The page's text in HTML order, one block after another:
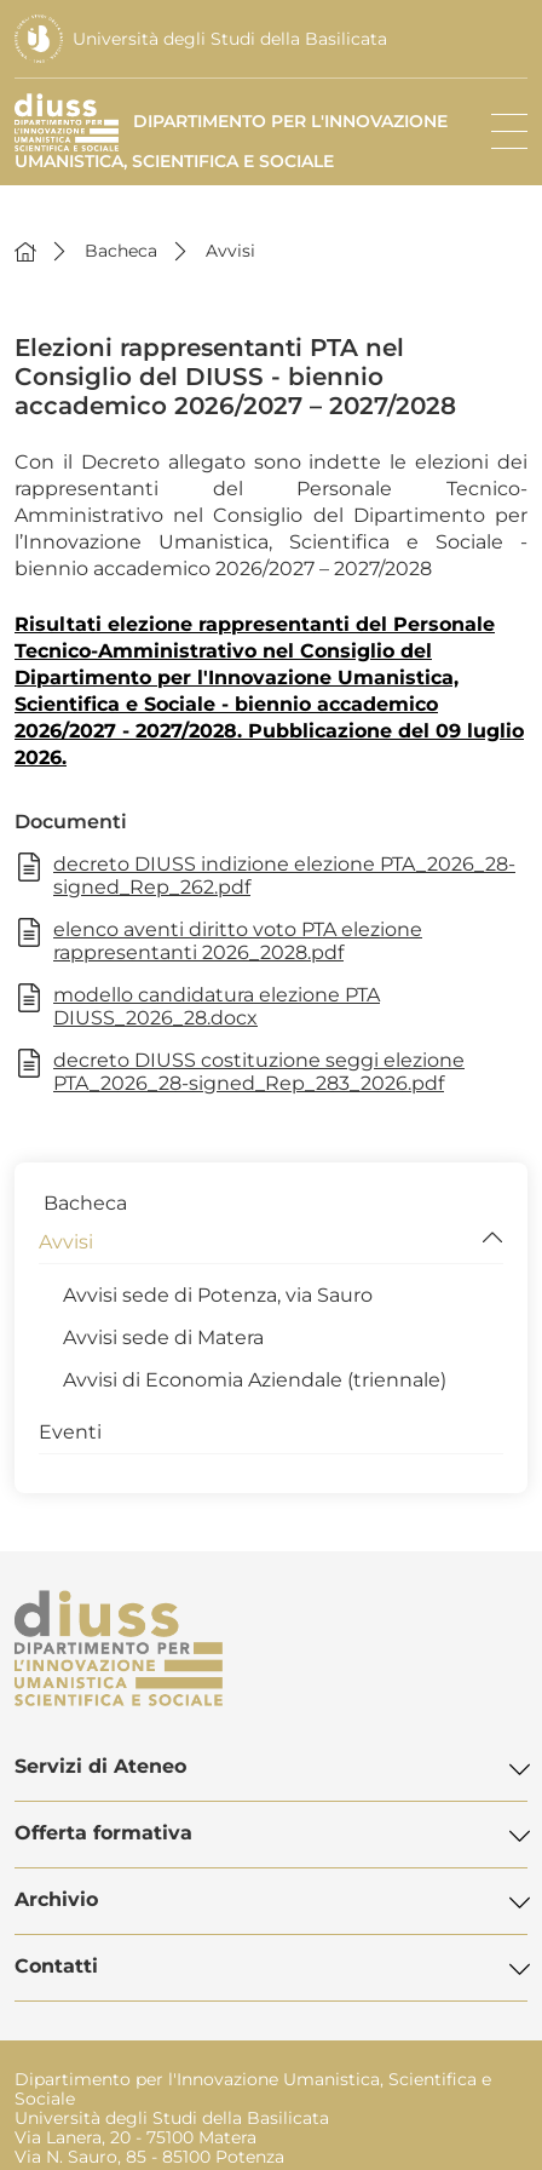
Università degli Studi della Basilicata
DIPARTIMENTO PER L'INNOVAZIONE
UMANISTICA, SCIENTIFICA E SOCIALE
Bacheca Avvisi
Elezioni rappresentanti PTA nel
Consiglio del DIUSS - biennio
accademico 2026/2027 – 2027/2028
Con il Decreto allegato sono indette le elezioni dei
rappresentanti del Personale Tecnico-
Amministrativo nel Consiglio del Dipartimento per
l’Innovazione Umanistica, Scientifica e Sociale -
biennio accademico 2026/2027 – 2027/2028
Risultati elezione rappresentanti del Personale
Tecnico-Amministrativo nel Consiglio del
Dipartimento per l'Innovazione Umanistica,
Scientifica e Sociale - biennio accademico
2026/2027 - 2027/2028. Pubblicazione del 09 luglio
2026.
Documenti
decreto DIUSS indizione elezione PTA_2026_28-
signed_Rep_262.pdf
elenco aventi diritto voto PTA elezione
rappresentanti 2026_2028.pdf
modello candidatura elezione PTA
DIUSS_2026_28.docx
decreto DIUSS costituzione seggi elezione
PTA_2026_28-signed_Rep_283_2026.pdf
Bacheca
Avvisi
Avvisi sede di Potenza, via Sauro
Avvisi sede di Matera
Avvisi di Economia Aziendale (triennale)
Eventi
Servizi di Ateneo
Biblioteca di Ateneo
Centro Linguistico di Ateneo
Servizi Informatici
Offerta formativa
Offerta didattica
Dottorato di ricerca
Programma Erasmus
Archivio
Manifesti degli studi
Amministrazione trasparente
Bandi e contratti
Contatti
Rubrica telefonica
Segreteria studenti
Ufficio Tirocini e Placement
Dipartimento per l'Innovazione Umanistica, Scientifica e
Sociale
Università degli Studi della Basilicata
Via Lanera, 20 - 75100 Matera
Via N. Sauro, 85 - 85100 Potenza